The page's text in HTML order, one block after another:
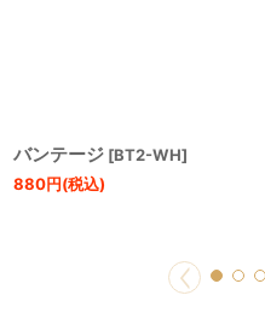
バンテージ [BT2-WH]
880円(税込)